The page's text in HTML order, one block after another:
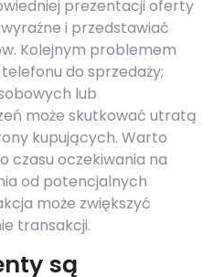
prezentacji oferty
i przedstawiać
Kolejnym problemem
do sprzedaży;
lub
może skutkować utratą
kupujących. Warto
czasu oczekiwania na
od potencjalnych
może zwiększyć
transakcji.
są